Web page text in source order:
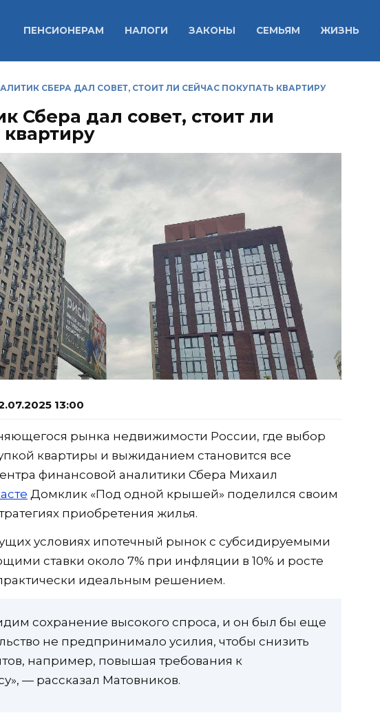
ПЕНСИОНЕРАМ НАЛОГИ ЗАКОНЫ СЕМЬЯМ ЖИЗНЬ
СБЕРА ДАЛ СОВЕТ, СТОИТ ЛИ СЕЙЧАС ПОКУПАТЬ КВАРТИРУ
Сбера дал совет, стоит ли
квартиру
13:00
рынка недвижимости России, где выбор
квартиры и выжиданием становится все
финансовой аналитики Сбера Михаил
Домклик «Под одной крышей» поделился своим
приобретения жилья.
условиях ипотечный рынок с субсидируемыми
ставки около 7% при инфляции в 10% и росте
практически идеальным решением.
сохранение высокого спроса, и он был бы еще
не предпринимало усилия, чтобы снизить
например, повышая требования к
— рассказал Матовников.